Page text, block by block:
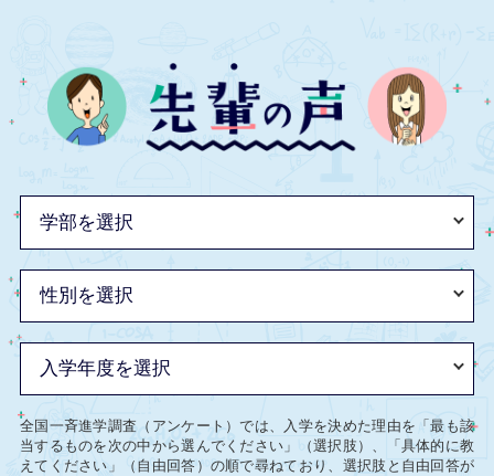
全国一斉進学調査（アンケート）では、入学を決めた理由を「最も該
当するものを次の中から選んでください」（選択肢）、「具体的に教
えてください」（自由回答）の順で尋ねており、選択肢と自由回答が